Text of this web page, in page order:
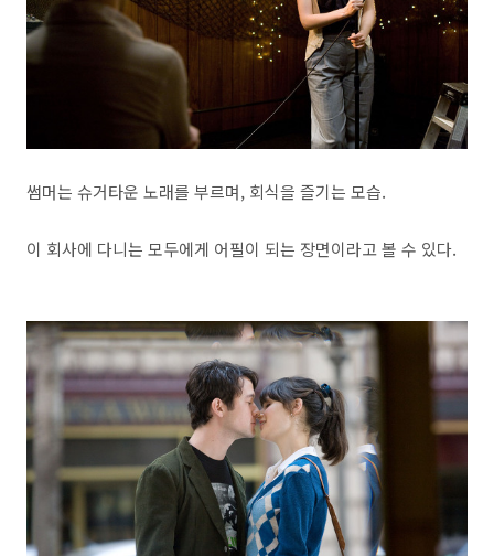
썸머는 슈거타운 노래를 부르며, 회식을 즐기는 모습.
이 회사에 다니는 모두에게 어필이 되는 장면이라고 볼 수 있다.